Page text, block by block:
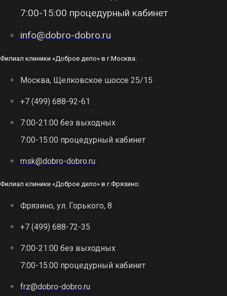
7:00-15:00 процедурный кабинет
info@dobro-dobro.ru
Филиал клиники «Доброе дело» в г.Москва:
Москва, Щелковское шоссе 25/15
+7 (499) 688-92-61
7:00-21:00 без выходных
7:00-15:00 процедурный кабинет
msk@dobro-dobro.ru
Филиал клиники «Доброе дело» в г.Фрязино:
Фрязино, ул. Горького, 8
+7 (499) 688-72-35
7:00-21:00 без выходных
7:00-15:00 процедурный кабинет
frz@dobro-dobro.ru